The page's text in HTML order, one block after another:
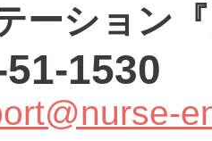
ーション
1530